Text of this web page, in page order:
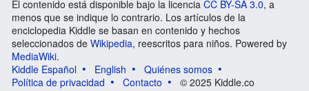
El contenido está disponible bajo la licencia CC BY-SA 3.0, a
menos que se indique lo contrario. Los artículos de la
enciclopedia Kiddle se basan en contenido y hechos
seleccionados de Wikipedia, reescritos para niños. Powered by
MediaWiki.
Kiddle Español
English
Quiénes somos
Política de privacidad
Contacto © 2025 Kiddle.co